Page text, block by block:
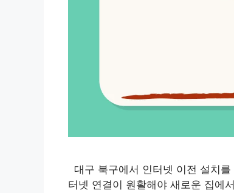
대구 북구에서 인터넷 이전 설치
터넷 연결이 원활해야 새로운 집에